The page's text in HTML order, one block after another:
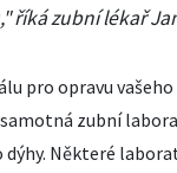
říká zubní lékař
pro opravu
zubní
dýhy. Některé